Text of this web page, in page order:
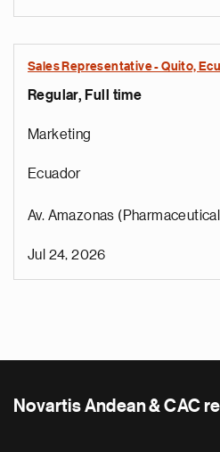
Sales Representative - Quito,
Regular, Full time
Marketing
Ecuador
Av. Amazonas
Jul 24, 2026
Novartis Andean & CAC